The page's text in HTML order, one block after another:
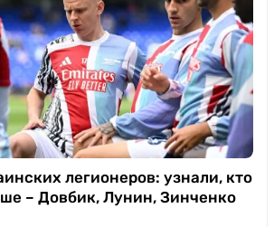
легионеров: узнали, кто
– Довбик, Лунин, Зинченко